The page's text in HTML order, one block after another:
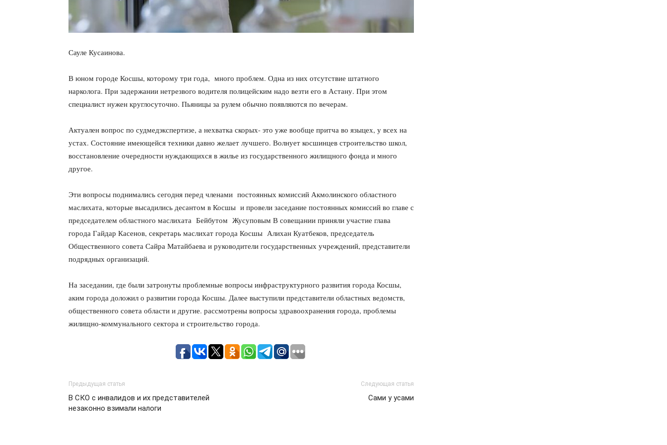
Сауле Кусаинова.
В юном городе Косшы, которому три года, много проблем. Одна из них отсутствие штатного
нарколога. При задержании нетрезвого водителя полицейским надо везти его в Астану. При этом
специалист нужен круглосуточно. Пьяницы за рулем обычно появляются по вечерам.
Актуален вопрос по судмедэкспертизе, а нехватка скорых- это уже вообще притча во языцех, у всех на
устах. Состояние имеющейся техники давно желает лучшего. Волнует косшинцев строительство школ,
восстановление очередности нуждающихся в жилье из государственного жилищного фонда и много
другое.
Эти вопросы поднимались сегодня перед членами постоянных комиссий Акмолинского областного
маслихата, которые высадились десантом в Косшы и провели заседание постоянных комиссий во главе с
председателем областного маслихата Бейбутом Жусуповым В совещании приняли участие глава
города Гайдар Касенов, секретарь маслихат города Косшы Алихан Куатбеков, председатель
Общественного совета Сайра Матайбаева и руководители государственных учреждений, представители
подрядных организаций.
На заседании, где были затронуты проблемные вопросы инфраструктурного развития города Косшы,
аким города доложил о развитии города Косшы. Далее выступили представители областных ведомств,
общественного совета области и другие. рассмотрены вопросы здравоохранения города, проблемы
жилищно-коммунального сектора и строительство города.
Предыдущая статья
В СКО с инвалидов и их представителей
незаконно взимали налоги
Следующая статья
Сами у усами